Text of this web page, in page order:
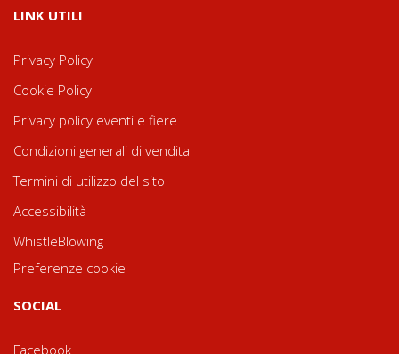
LINK UTILI
Privacy Policy
Cookie Policy
Privacy policy eventi e fiere
Condizioni generali di vendita
Termini di utilizzo del sito
Accessibilità
WhistleBlowing
Preferenze cookie
SOCIAL
Facebook